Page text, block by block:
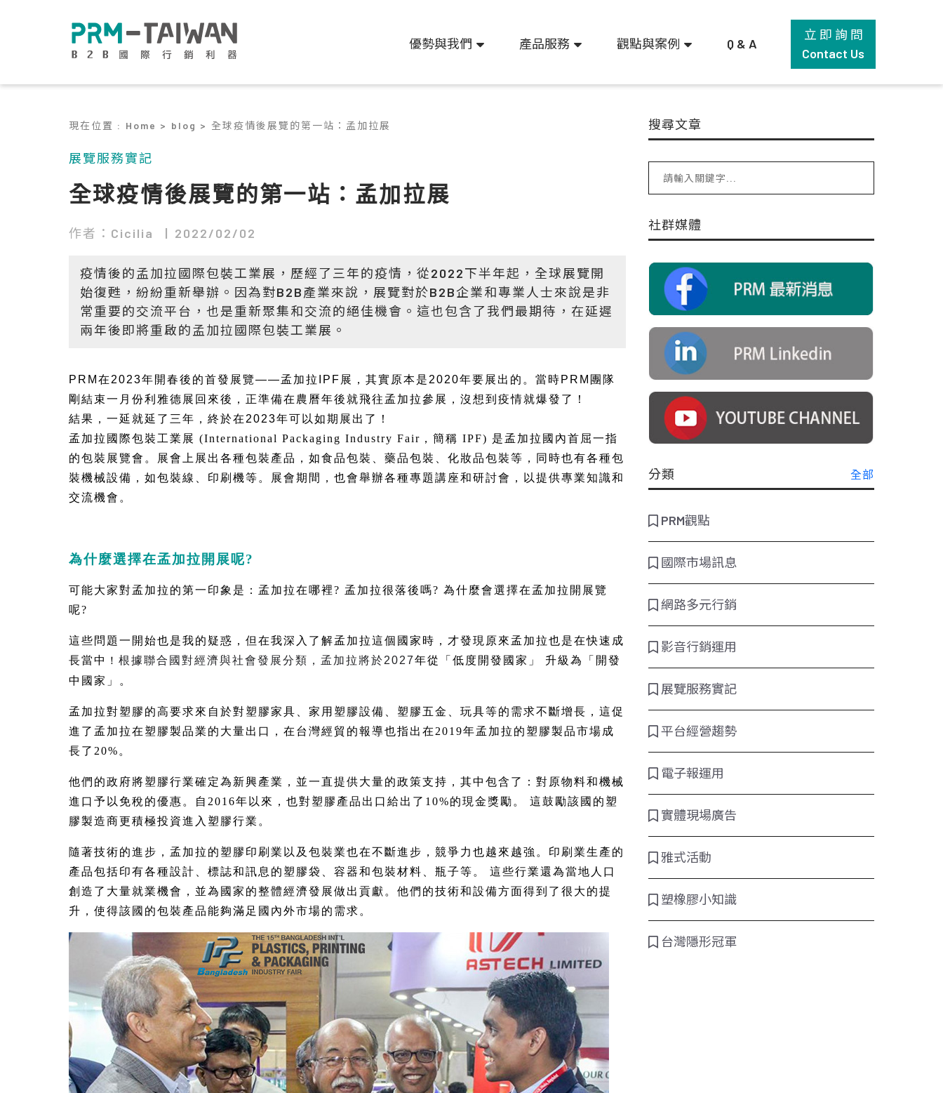
優勢與我們 產品服務 觀點與案例 Q & A
立 即 詢 問
Contact Us
現在位置 : Home > blog > 全球疫情後展覽的第一站：孟加拉展
展覽服務實記
全球疫情後展覽的第一站：孟加拉展
作者：Cicilia 2022/02/02
疫情後的孟加拉國際包裝工業展，歷經了三年的疫情，從2022下半年起，全球展覽開
始復甦，紛紛重新舉辦。因為對B2B產業來說，展覽對於B2B企業和專業人士來說是非
常重要的交流平台，也是重新聚集和交流的絕佳機會。這也包含了我們最期待，在延遲
兩年後即將重啟的孟加拉國際包裝工業展。
PRM在2023年開春後的首發展覽——孟加拉IPF展，其實原本是2020年要展出的。當時PRM團隊
剛結束一月份利雅德展回來後，正準備在農曆年後就飛往孟加拉參展，沒想到疫情就爆發了！
結果，一延就延了三年，終於在2023年可以如期展出了！
孟加拉國際包裝工業展 (International Packaging Industry Fair，簡稱 IPF) 是孟加拉國內首屈一指
的包裝展覽會。展會上展出各種包裝產品，如食品包裝、藥品包裝、化妝品包裝等，同時也有各種包
裝機械設備，如包裝線、印刷機等。展會期間，也會舉辦各種專題講座和研討會，以提供專業知識和
交流機會。
為什麼選擇在孟加拉開展呢?
可能大家對孟加拉的第一印象是：孟加拉在哪裡? 孟加拉很落後嗎? 為什麼會選擇在孟加拉開展覽
呢?
這些問題一開始也是我的疑惑，但在我深入了解孟加拉這個國家時，才發現原來孟加拉也是在快速成
長當中
！ 根據聯合國對經濟與社會發展分類，孟加拉將於2027年從「低度開發國家」 升級為「開發
中國家」。
孟加拉對塑膠的高要求來自於對塑膠家具、家用塑膠設備、塑膠五金、玩具等的需求不斷增長，這促
進了孟加拉在塑膠製品業的大量出口，在台灣經貿的報導也指出在2019年孟加拉的塑膠製品市場成
長了20%。
他們的政府將塑膠行業確定為新興產業，並一直提供大量的政策支持，其中包含了：對原物料和機械
進口予以免稅的優惠。自2016年以來，也對塑膠產品出口給出了10%的現金獎勵。 這鼓勵該國的塑
膠製造商更積極投資進入塑膠行業。
隨著技術的進步，孟加拉的塑膠印刷業以及包裝業也在不斷進步，競爭力也越來越強。印刷業生產的
產品包括印有各種設計、標誌和訊息的塑膠袋、容器和包裝材料、瓶子等。 這些行業還為當地人口
創造了大量就業機會，並為國家的整體經濟發展做出貢獻。他們的技術和設備方面得到了很大的提
升，使得該國的包裝產品能夠滿足國內外市場的需求。
搜尋文章
社群媒體
分類 全部
PRM觀點
國際市場訊息
網路多元行銷
影音行銷運用
展覽服務實記
平台經營趨勢
電子報運用
實體現場廣告
雅式活動
塑橡膠小知識
台灣隱形冠軍